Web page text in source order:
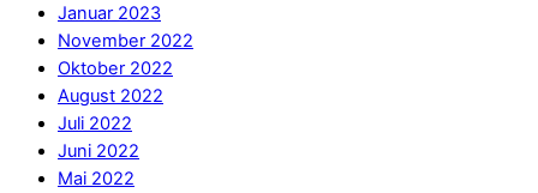
Januar 2023
November 2022
Oktober 2022
August 2022
Juli 2022
Juni 2022
Mai 2022